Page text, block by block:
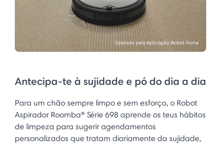
Antecipa-te à sujidade e pó do dia a dia
Para um chão sempre limpo e sem esforço, o Robot
Aspirador Roomba® Série 698 aprende os teus hábitos
de limpeza para sugerir agendamentos
personalizados que tratam diariamente da sujidade,